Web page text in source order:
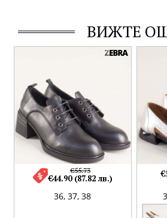
ВИЖТЕ
36,37,38
€55.73
€44.90 (87.82 лв.)